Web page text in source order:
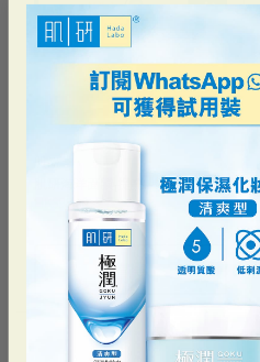
買1送1
HK$96.00 售罄
售罄